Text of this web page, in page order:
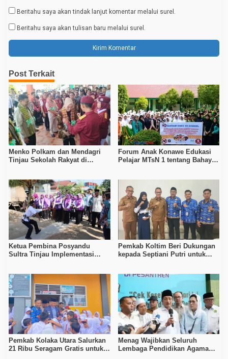
Beritahu saya akan tindak lanjut komentar melalui surel.
Beritahu saya akan tulisan baru melalui surel.
Post Terkait
Menko Polkam dan Mendagri
Tinjau Sekolah Rakyat di
Forum Anak Konawe Edukasi
Pelajar MTsN 1 tentang Bahaya
Ketua Pembina Posyandu
Sultra Tinjau Implementasi
Pemkab Koltim Beri Dukungan
kepada Septiani Putri untuk
Pemkab Kolaka Utara Salurkan
21 Ribu Seragam Gratis untuk
Menag Wajibkan Seluruh
Lembaga Pendidikan Agama